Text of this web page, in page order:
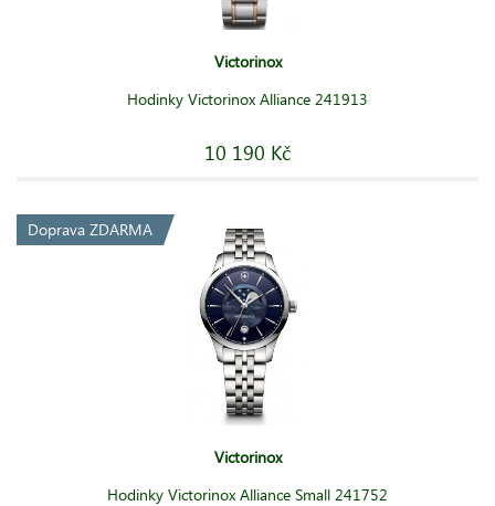
Victorinox
Hodinky Victorinox Alliance 241913
10 190 Kč
Doprava ZDARMA
Victorinox
Hodinky Victorinox Alliance Small 241752